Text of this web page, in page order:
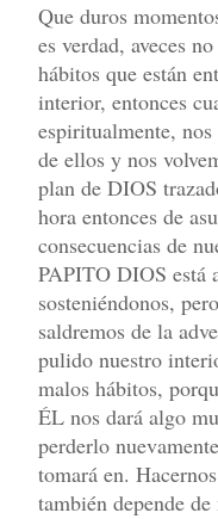
Que duros
es verdad, aveces
hábitos que están
interior, entonces
espiritualmente,
de ellos y nos
plan de DIOS
hora entonces de
consecuencias de
PAPITO DIOS está
sosteniéndonos,
saldremos de la
pulido nuestro
malos hábitos,
ÉL nos dará algo
perderlo
tomará en.
también depende